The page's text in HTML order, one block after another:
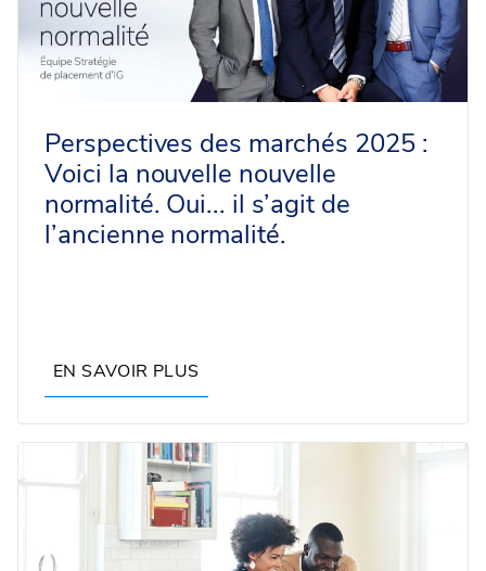
Perspectives des marchés 2025 :
Voici la nouvelle nouvelle
normalité. Oui... il s’agit de
l’ancienne normalité.
EN SAVOIR PLUS